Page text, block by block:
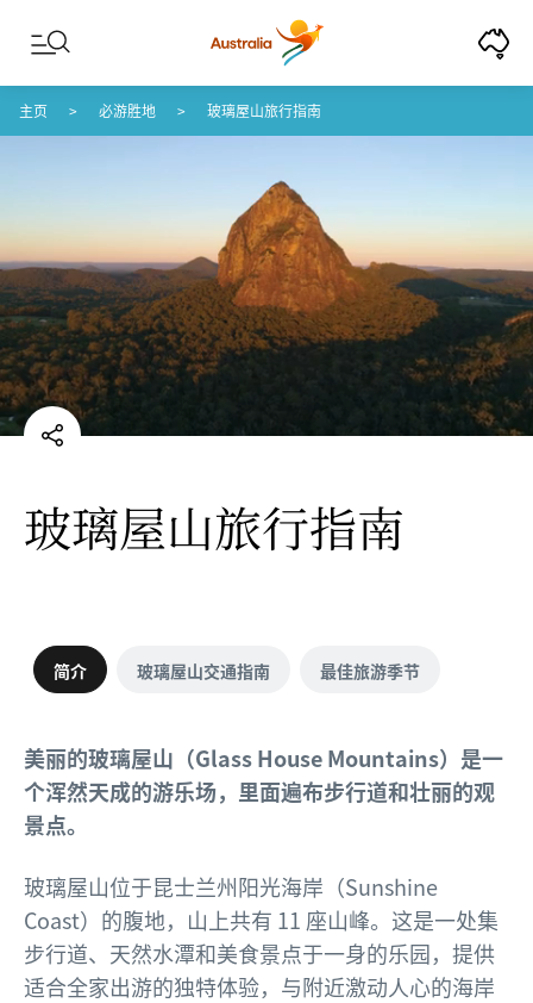
Skip to content
Skip to footer navigation
主页 必游胜地 玻璃屋山旅行指南
玻璃屋山旅行指南
简介 玻璃屋山交通指南 最佳旅游季节
美丽的玻璃屋山（Glass House Mountains）是一
个浑然天成的游乐场，里面遍布步行道和壮丽的观
景点。
玻璃屋山位于昆士兰州阳光海岸（Sunshine
Coast）的腹地，山上共有 11 座山峰。这是一处集
步行道、天然水潭和美食景点于一身的乐园，提供
适合全家出游的独特体验，与附近激动人心的海岸